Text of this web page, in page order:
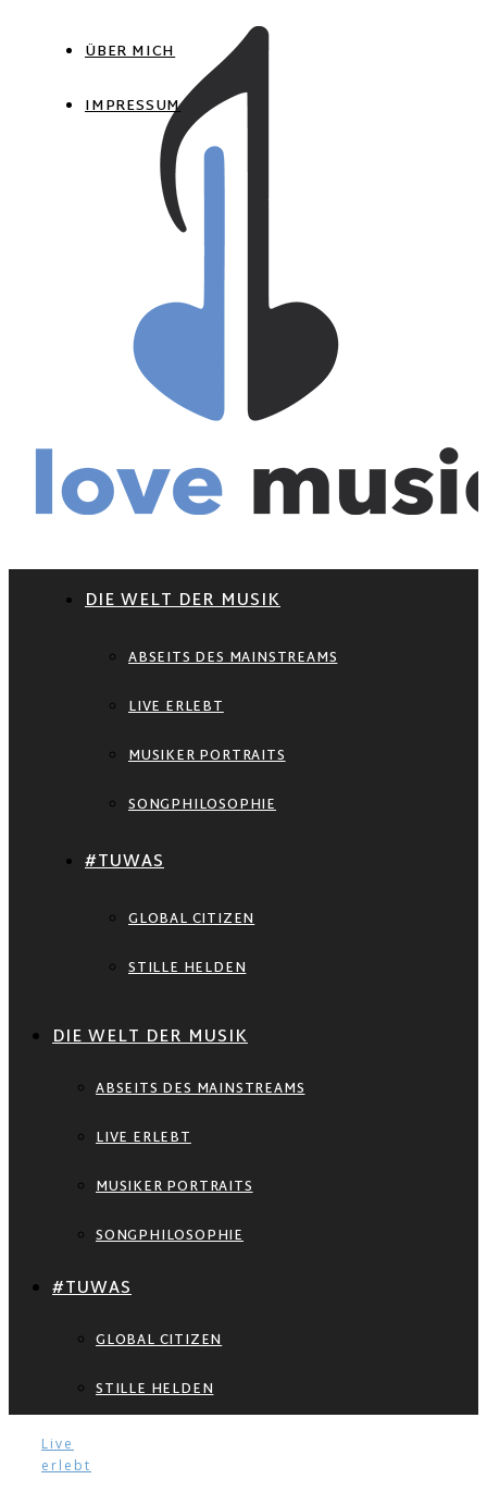
ÜBER MICH
IMPRESSUM
DIE WELT DER MUSIK
ABSEITS DES MAINSTREAMS
LIVE ERLEBT
MUSIKER PORTRAITS
SONGPHILOSOPHIE
#TUWAS
GLOBAL CITIZEN
STILLE HELDEN
DIE WELT DER MUSIK
ABSEITS DES MAINSTREAMS
LIVE ERLEBT
MUSIKER PORTRAITS
SONGPHILOSOPHIE
#TUWAS
GLOBAL CITIZEN
STILLE HELDEN
Live
erlebt